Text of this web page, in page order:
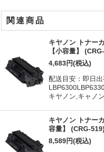
関連商品
キヤノン トナー
【小容量】
4,683円(税込)
配送目安：即日
キヤノン,キャノ
キヤノン トナー
容量】 (CRG-519)
8,589円(税込)